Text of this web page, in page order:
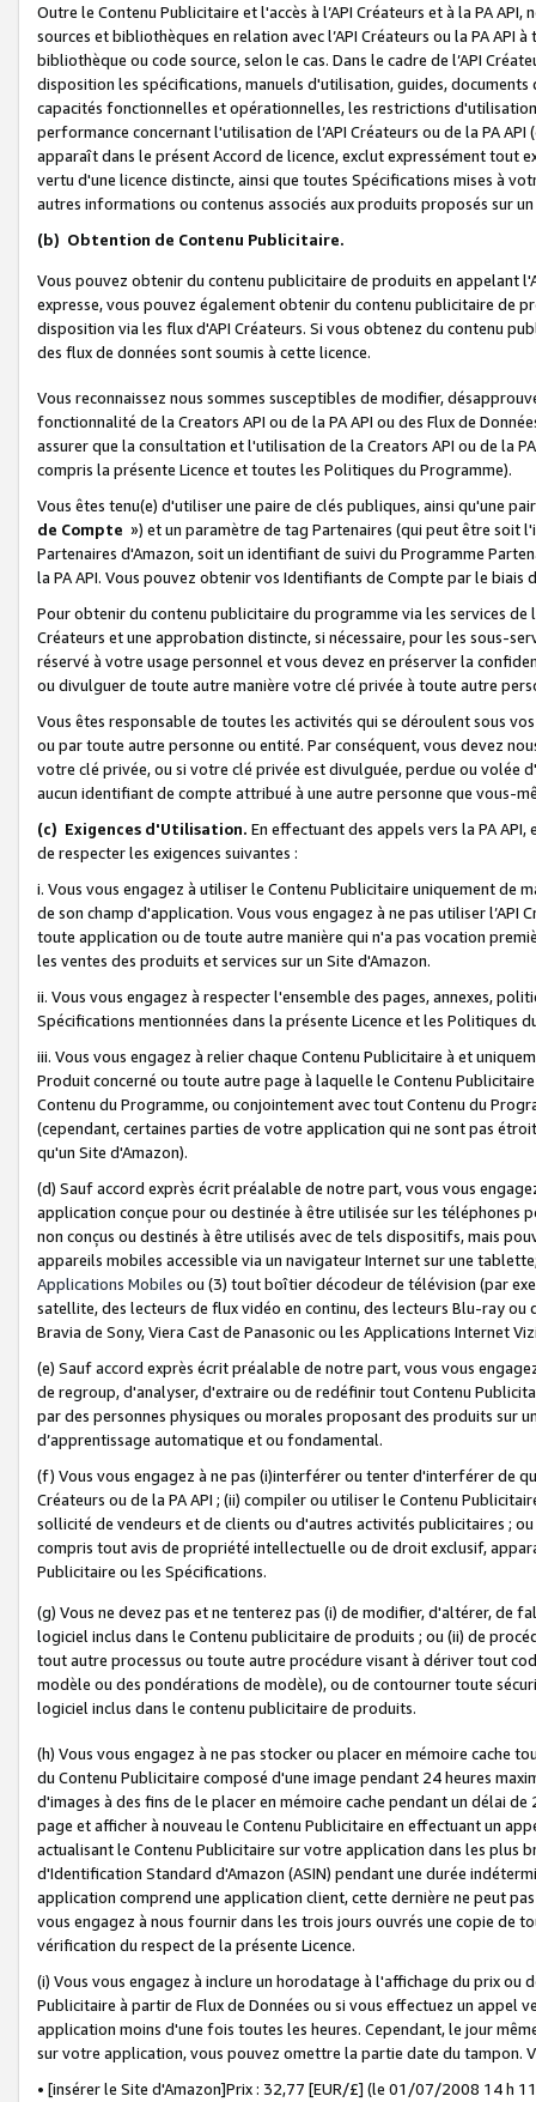
Outre le Contenu Publicitaire et l'accès à l’API Créateurs et à la PA
sources et bibliothèques en relation avec l’API Créateurs ou la PA
bibliothèque ou code source, selon le cas. Dans le cadre de l’API
disposition les spécifications, manuels d'utilisation, guides,
capacités fonctionnelles et opérationnelles, les restrictions
performance concernant l'utilisation de l’API Créateurs ou de la PA
apparaît dans le présent Accord de licence, exclut expressément tout
vertu d'une licence distincte, ainsi que toutes Spécifications mises à
autres informations ou contenus associés aux produits proposés sur
(b) Obtention de Contenu Publicitaire.
Vous pouvez obtenir du contenu publicitaire de produits en appelant
expresse, vous pouvez également obtenir du contenu publicitaire de
disposition via les flux d'API Créateurs. Si vous obtenez du contenu
des flux de données sont soumis à cette licence.
Vous reconnaissez nous sommes susceptibles de modifier,
fonctionnalité de la Creators API ou de la PA API ou des Flux de
assurer que la consultation et l'utilisation de la Creators API ou de la
compris la présente Licence et toutes les Politiques du Programme).
Vous êtes tenu(e) d'utiliser une paire de clés publiques, ainsi qu'une
de Compte ») et un paramètre de tag Partenaires (qui peut être soit
Partenaires d'Amazon, soit un identifiant de suivi du Programme
la PA API. Vous pouvez obtenir vos Identifiants de Compte par le biais
Pour obtenir du contenu publicitaire du programme via les services
Créateurs et une approbation distincte, si nécessaire, pour les sous-
réservé à votre usage personnel et vous devez en préserver la
ou divulguer de toute autre manière votre clé privée à toute autre
Vous êtes responsable de toutes les activités qui se déroulent sous
ou par toute autre personne ou entité. Par conséquent, vous devez
votre clé privée, ou si votre clé privée est divulguée, perdue ou volée
aucun identifiant de compte attribué à une autre personne que vous-
(c) Exigences d'Utilisation. En effectuant des appels vers la PA
de respecter les exigences suivantes :
i. Vous vous engagez à utiliser le Contenu Publicitaire uniquement de
de son champ d'application. Vous vous engagez à ne pas utiliser l’API
toute application ou de toute autre manière qui n'a pas vocation
les ventes des produits et services sur un Site d'Amazon.
ii. Vous vous engagez à respecter l'ensemble des pages, annexes,
Spécifications mentionnées dans la présente Licence et les Politiques
iii. Vous vous engagez à relier chaque Contenu Publicitaire à et
Produit concerné ou toute autre page à laquelle le Contenu
Contenu du Programme, ou conjointement avec tout Contenu du
(cependant, certaines parties de votre application qui ne sont pas
qu'un Site d'Amazon).
(d) Sauf accord exprès écrit préalable de notre part, vous vous
application conçue pour ou destinée à être utilisée sur les téléphones
non conçus ou destinés à être utilisés avec de tels dispositifs, mais
appareils mobiles accessible via un navigateur Internet sur une
Applications Mobiles ou (3) tout boîtier décodeur de télévision (par
satellite, des lecteurs de flux vidéo en continu, des lecteurs Blu-ray
Bravia de Sony, Viera Cast de Panasonic ou les Applications Internet
(e) Sauf accord exprès écrit préalable de notre part, vous vous
de regroup, d'analyser, d'extraire ou de redéfinir tout Contenu
par des personnes physiques ou morales proposant des produits sur
d’apprentissage automatique et ou fondamental.
(f) Vous vous engagez à ne pas (i)interférer ou tenter d'interférer de
Créateurs ou de la PA API ; (ii) compiler ou utiliser le Contenu
sollicité de vendeurs et de clients ou d'autres activités publicitaires ;
compris tout avis de propriété intellectuelle ou de droit exclusif,
Publicitaire ou les Spécifications.
(g) Vous ne devez pas et ne tenterez pas (i) de modifier, d'altérer, de
logiciel inclus dans le Contenu publicitaire de produits ; ou (ii) de
tout autre processus ou toute autre procédure visant à dériver tout
modèle ou des pondérations de modèle), ou de contourner toute
logiciel inclus dans le contenu publicitaire de produits.
(h) Vous vous engagez à ne pas stocker ou placer en mémoire cache
du Contenu Publicitaire composé d'une image pendant 24 heures
d'images à des fins de le placer en mémoire cache pendant un délai
page et afficher à nouveau le Contenu Publicitaire en effectuant un
actualisant le Contenu Publicitaire sur votre application dans les plus
d'Identification Standard d'Amazon (ASIN) pendant une durée
application comprend une application client, cette dernière ne peut
vous engagez à nous fournir dans les trois jours ouvrés une copie de
vérification du respect de la présente Licence.
(i) Vous vous engagez à inclure un horodatage à l'affichage du prix
Publicitaire à partir de Flux de Données ou si vous effectuez un appel
application moins d'une fois toutes les heures. Cependant, le jour
sur votre application, vous pouvez omettre la partie date du tampon.
• [insérer le Site d'Amazon]Prix : 32,77 [EUR/£] (le 01/07/2008 14 h